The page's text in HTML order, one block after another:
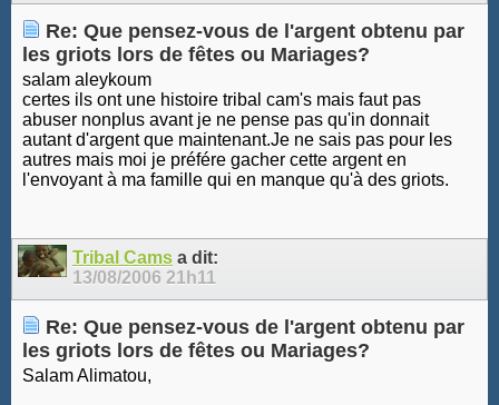
Re: Que pensez-vous de l'argent obtenu par
les griots lors de fêtes ou Mariages?
salam aleykoum
certes ils ont une histoire tribal cam's mais faut pas
abuser nonplus avant je ne pense pas qu'in donnait
autant d'argent que maintenant.Je ne sais pas pour les
autres mais moi je préfére gacher cette argent en
l'envoyant à ma famille qui en manque qu'à des griots.
Tribal Cams a dit:
13/08/2006 21h11
Re: Que pensez-vous de l'argent obtenu par
les griots lors de fêtes ou Mariages?
Salam Alimatou,